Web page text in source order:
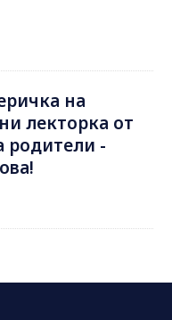
на
лекторка от
родители -